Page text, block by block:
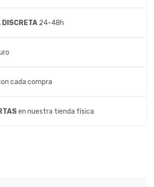
DISCRETA 24-48h
cada compra
en nuestra tienda física